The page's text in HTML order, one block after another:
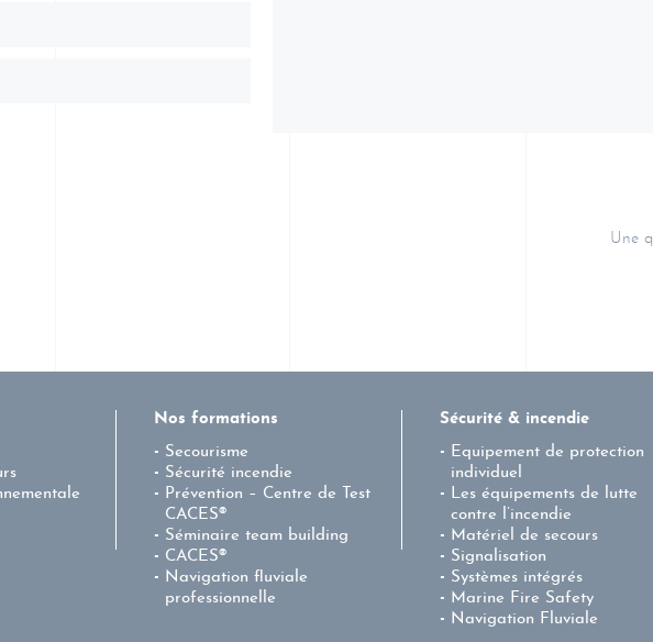
Une
Nos formations
Secourisme
Sécurité incendie
Prévention – Centre de Test
CACES®
Séminaire team building
CACES®
Navigation fluviale
professionnelle
Sécurité & incendie
Equipement de protection
individuel
Les équipements de lutte
contre l’incendie
Matériel de secours
Signalisation
Systèmes intégrés
Marine Fire Safety
Navigation Fluviale